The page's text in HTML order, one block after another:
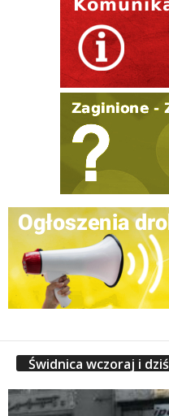
Świdnica wczoraj i dziś